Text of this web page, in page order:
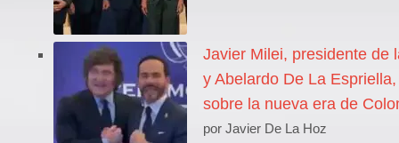
Javier Milei, presidente de
y Abelardo De La
sobre la nueva era de
por Javier De La Hoz